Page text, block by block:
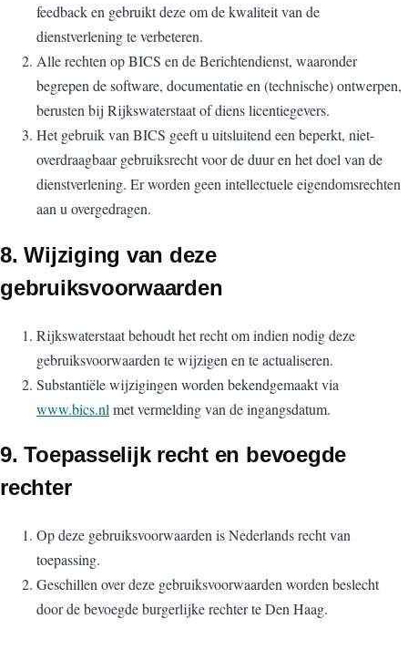
feedback en gebruikt deze om de kwaliteit van de
dienstverlening te verbeteren.
Alle rechten op BICS en de Berichtendienst, waaronder
begrepen de software, documentatie en (technische) ontwerpen,
berusten bij Rijkswaterstaat of diens licentiegevers.
Het gebruik van BICS geeft u uitsluitend een beperkt, niet-
overdraagbaar gebruiksrecht voor de duur en het doel van de
dienstverlening. Er worden geen intellectuele eigendomsrechten
aan u overgedragen.
8. Wijziging van deze
gebruiksvoorwaarden
Rijkswaterstaat behoudt het recht om indien nodig deze
gebruiksvoorwaarden te wijzigen en te actualiseren.
Substantiële wijzigingen worden bekendgemaakt via
www.bics.nl met vermelding van de ingangsdatum.
9. Toepasselijk recht en bevoegde
rechter
Op deze gebruiksvoorwaarden is Nederlands recht van
toepassing.
Geschillen over deze gebruiksvoorwaarden worden beslecht
door de bevoegde burgerlijke rechter te Den Haag.